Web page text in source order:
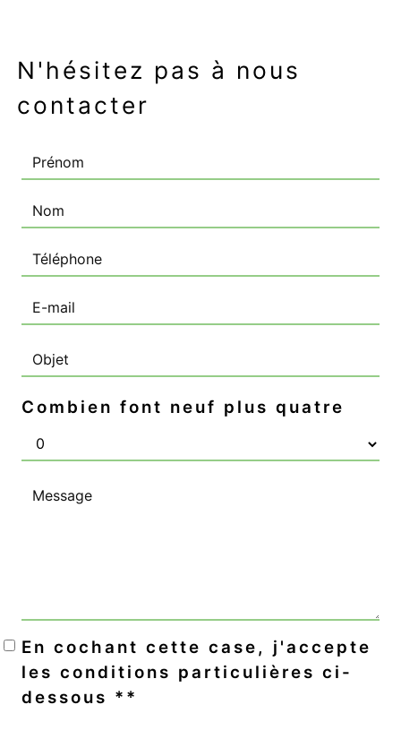
N'hésitez pas à nous
contacter
Combien font neuf plus quatre
En cochant cette case, j'accepte
les conditions particulières ci-
dessous **